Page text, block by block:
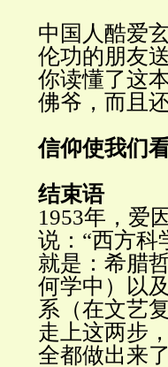
中国人酷爱
伦功的朋友
你读懂了这
佛爷，而且
信仰使我们
结束语
1953年，爱
说： “西方科
就是：希腊
何学中）以
系（在文艺
走上这两步
全都做出来